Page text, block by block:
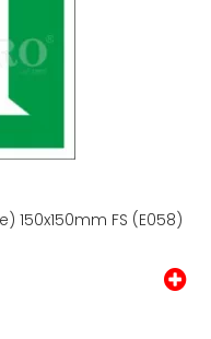
150x150mm FS (E058)